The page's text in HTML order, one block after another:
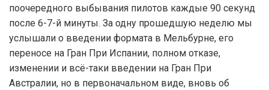
поочередного выбывания пилотов каждые 90 секунд
после 6-7-й минуты. За одну прошедшую неделю мы
услышали о введении формата в Мельбурне, его
переносе на Гран При Испании, полном отказе,
изменении и всё-таки введении на Гран При
Австралии, но в первоначальном виде, вновь об